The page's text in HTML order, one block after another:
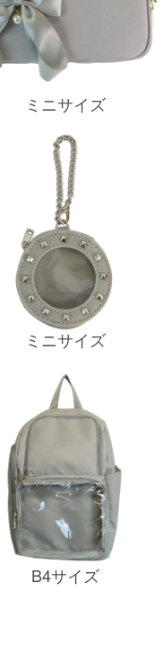
ミニサイズ
ミニサイズ
B4サイズ